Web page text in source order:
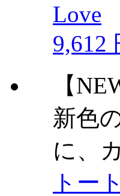
Love
9,612
【
新色
に、
トー